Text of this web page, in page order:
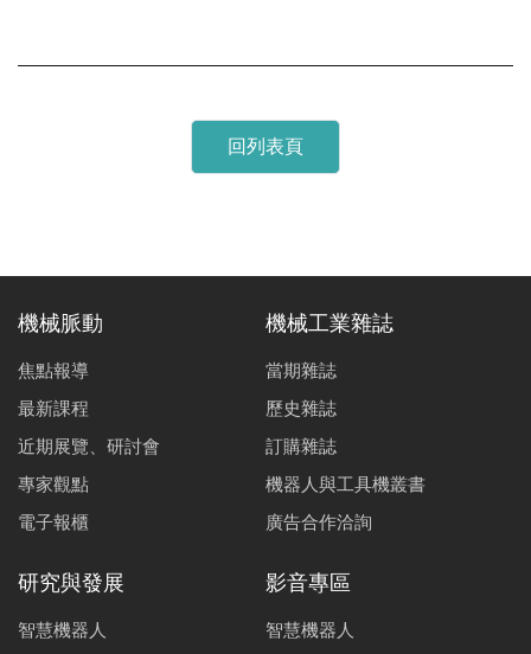
回列表頁
機械脈動
焦點報導
最新課程
近期展覽、研討會
專家觀點
電子報櫃
機械工業雜誌
當期雜誌
歷史雜誌
訂購雜誌
機器人與工具機叢書
廣告合作洽詢
研究與發展
智慧機器人
影音專區
智慧機器人